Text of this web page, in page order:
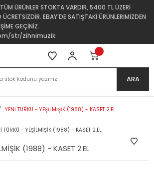
ÜRÜNLER STOKTA VARDIR, 5400 TL ÜZERİ
ÜCRETSİZDİR. EBAY'DE SATIŞTAKİ ÜRÜNLERİMİZDEN
GEÇİNİZ.
str/zihnimuzik
ARA
YENİ TÜRKÜ - YEŞİLMİŞİK (1988) - KASET 2.EL
(1988) - KASET 2.EL